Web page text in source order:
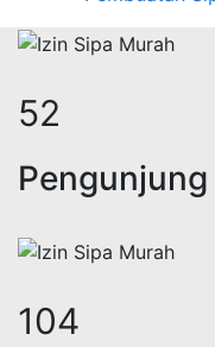
68
Pengunjung
138